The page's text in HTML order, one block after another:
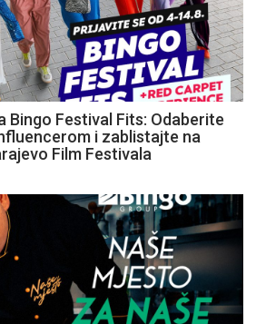
Bingo Festival Fits: Odaberite
i zablistajte na
Film Festivala